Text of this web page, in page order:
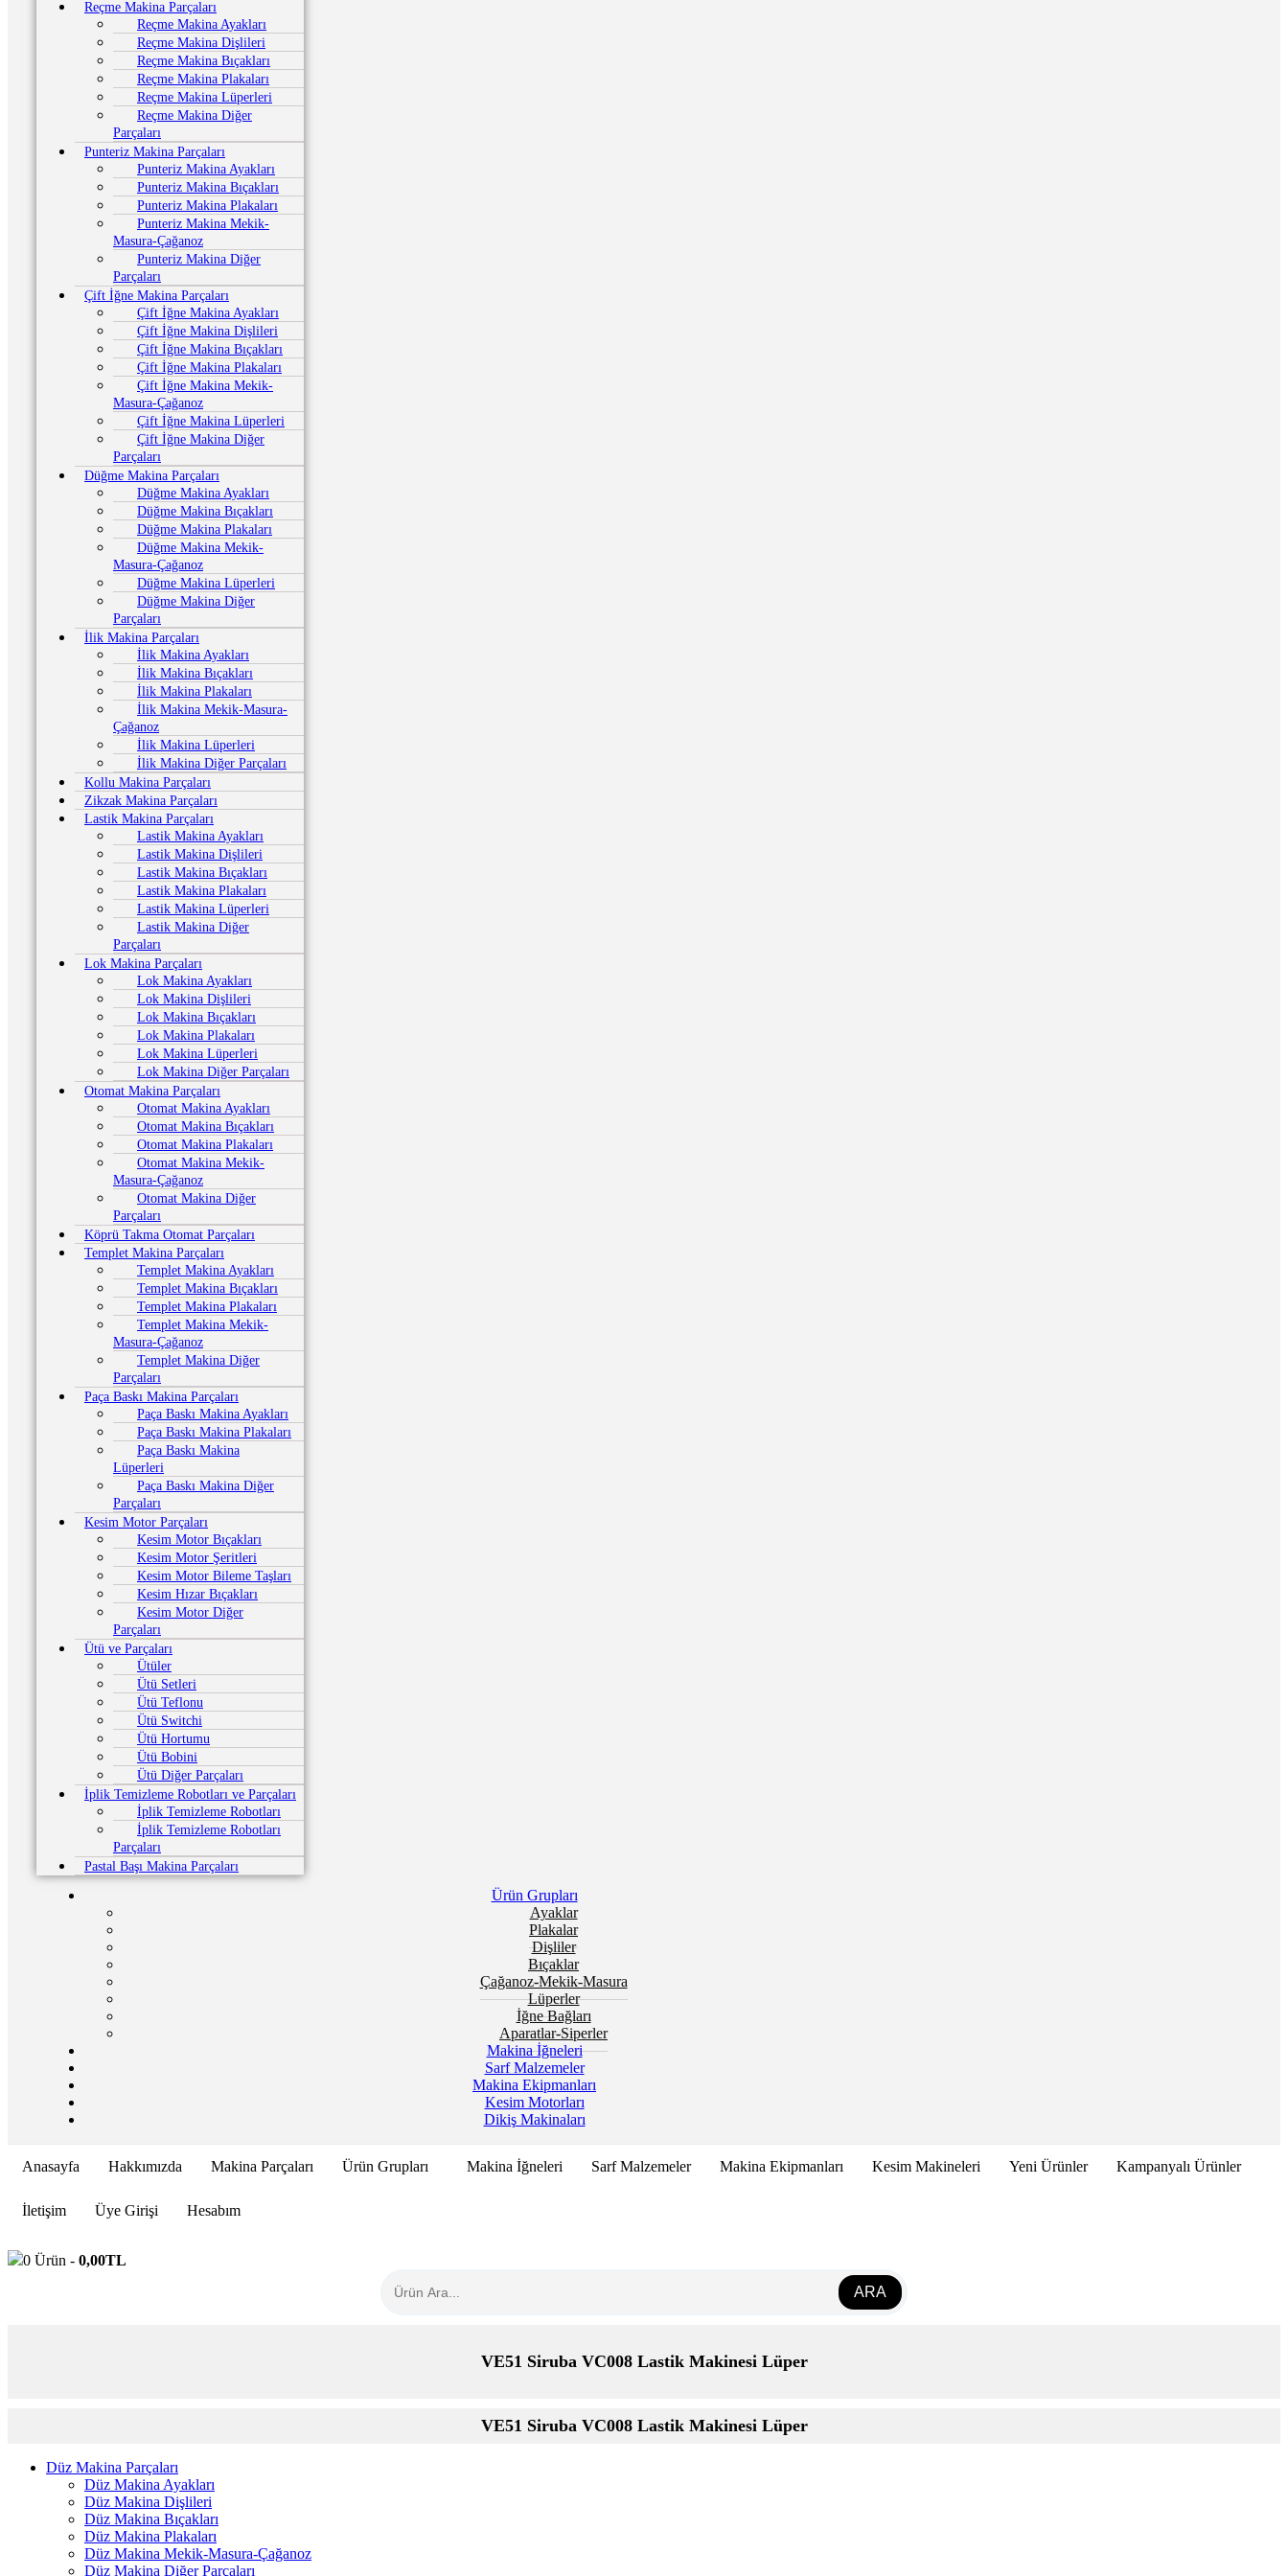
Reçme Makina Parçaları
Reçme Makina Ayakları
Reçme Makina Dişlileri
Reçme Makina Bıçakları
Reçme Makina Plakaları
Reçme Makina Lüperleri
Reçme Makina Diğer
Parçaları
Punteriz Makina Parçaları
Punteriz Makina Ayakları
Punteriz Makina Bıçakları
Punteriz Makina Plakaları
Punteriz Makina Mekik-
Masura-Çağanoz
Punteriz Makina Diğer
Parçaları
Çift İğne Makina Parçaları
Çift İğne Makina Ayakları
Çift İğne Makina Dişlileri
Çift İğne Makina Bıçakları
Çift İğne Makina Plakaları
Çift İğne Makina Mekik-
Masura-Çağanoz
Çift İğne Makina Lüperleri
Çift İğne Makina Diğer
Parçaları
Düğme Makina Parçaları
Düğme Makina Ayakları
Düğme Makina Bıçakları
Düğme Makina Plakaları
Düğme Makina Mekik-
Masura-Çağanoz
Düğme Makina Lüperleri
Düğme Makina Diğer
Parçaları
İlik Makina Parçaları
İlik Makina Ayakları
İlik Makina Bıçakları
İlik Makina Plakaları
İlik Makina Mekik-Masura-
Çağanoz
İlik Makina Lüperleri
İlik Makina Diğer Parçaları
Kollu Makina Parçaları
Zikzak Makina Parçaları
Lastik Makina Parçaları
Lastik Makina Ayakları
Lastik Makina Dişlileri
Lastik Makina Bıçakları
Lastik Makina Plakaları
Lastik Makina Lüperleri
Lastik Makina Diğer
Parçaları
Lok Makina Parçaları
Lok Makina Ayakları
Lok Makina Dişlileri
Lok Makina Bıçakları
Lok Makina Plakaları
Lok Makina Lüperleri
Lok Makina Diğer Parçaları
Otomat Makina Parçaları
Otomat Makina Ayakları
Otomat Makina Bıçakları
Otomat Makina Plakaları
Otomat Makina Mekik-
Masura-Çağanoz
Otomat Makina Diğer
Parçaları
Köprü Takma Otomat Parçaları
Templet Makina Parçaları
Templet Makina Ayakları
Templet Makina Bıçakları
Templet Makina Plakaları
Templet Makina Mekik-
Masura-Çağanoz
Templet Makina Diğer
Parçaları
Paça Baskı Makina Parçaları
Paça Baskı Makina Ayakları
Paça Baskı Makina Plakaları
Paça Baskı Makina
Lüperleri
Paça Baskı Makina Diğer
Parçaları
Kesim Motor Parçaları
Kesim Motor Bıçakları
Kesim Motor Şeritleri
Kesim Motor Bileme Taşları
Kesim Hızar Bıçakları
Kesim Motor Diğer
Parçaları
Ütü ve Parçaları
Ütüler
Ütü Setleri
Ütü Teflonu
Ütü Switchi
Ütü Hortumu
Ütü Bobini
Ütü Diğer Parçaları
İplik Temizleme Robotları ve Parçaları
İplik Temizleme Robotları
İplik Temizleme Robotları
Parçaları
Pastal Başı Makina Parçaları
Ürün Grupları
Ayaklar
Plakalar
Dişliler
Bıçaklar
Çağanoz-Mekik-Masura
Lüperler
İğne Bağları
Aparatlar-Siperler
Makina İğneleri
Sarf Malzemeler
Makina Ekipmanları
Kesim Motorları
Dikiş Makinaları
Anasayfa Hakkımızda Makina Parçaları Ürün Grupları Makina İğneleri Sarf Malzemeler Makina Ekipmanları Kesim Makineleri Yeni Ürünler Kampanyalı Ürünler
İletişim Üye Girişi Hesabım
0 Ürün - 0,00TL
ARA
VE51 Siruba VC008 Lastik Makinesi Lüper
VE51 Siruba VC008 Lastik Makinesi Lüper
Düz Makina Parçaları
Düz Makina Ayakları
Düz Makina Dişlileri
Düz Makina Bıçakları
Düz Makina Plakaları
Düz Makina Mekik-Masura-Çağanoz
Düz Makina Diğer Parçaları